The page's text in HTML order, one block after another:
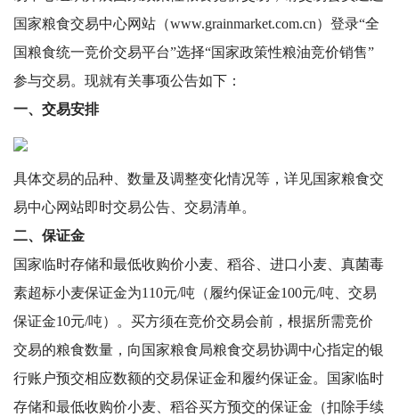
国家粮食交易中心网站（www.grainmarket.com.cn）登录“全
国粮食统一竞价交易平台”选择“国家政策性粮油竞价销售”
参与交易。现就有关事项公告如下：
一、交易安排
具体交易的品种、数量及调整变化情况等，详见国家粮食交
易中心网站即时交易公告、交易清单。
二、保证金
国家临时存储和最低收购价小麦、稻谷、进口小麦、真菌毒
素超标小麦保证金为110元/吨（履约保证金100元/吨、交易
保证金10元/吨）。买方须在竞价交易会前，根据所需竞价
交易的粮食数量，向国家粮食局粮食交易协调中心指定的银
行账户预交相应数额的交易保证金和履约保证金。国家临时
存储和最低收购价小麦、稻谷买方预交的保证金（扣除手续